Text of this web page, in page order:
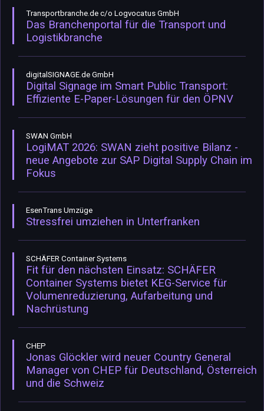
Transportbranche.de c/o Logvocatus GmbH
Das Branchenportal für die Transport und
Logistikbranche
digitalSIGNAGE.de GmbH
Digital Signage im Smart Public Transport:
Effiziente E-Paper-Lösungen für den ÖPNV
SWAN GmbH
LogiMAT 2026: SWAN zieht positive Bilanz -
neue Angebote zur SAP Digital Supply Chain im
Fokus
EsenTrans Umzüge
Stressfrei umziehen in Unterfranken
SCHÄFER Container Systems
Fit für den nächsten Einsatz: SCHÄFER
Container Systems bietet KEG-Service für
Volumenreduzierung, Aufarbeitung und
Nachrüstung
CHEP
Jonas Glöckler wird neuer Country General
Manager von CHEP für Deutschland, Österreich
und die Schweiz